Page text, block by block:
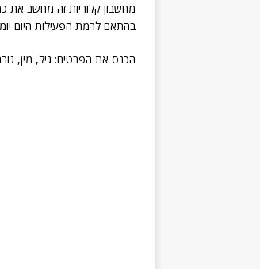
בהתאם לרמת הפעילות היום
הכנס את הפרטים: גיל, מין,